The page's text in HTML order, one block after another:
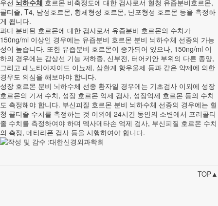
우선 뇌하수체 호르몬 비축정도에 대한 검사로서 혈청 유즙분비호르몬,
콜티졸, T4, 남성호르몬, 황체형성 호르몬, 난포형성 호르몬 등을 측정하
게 됩니다.
과다 분비된 호르몬에 대한 검사로서 유즙분비 호르몬의 수치가
150ng/ml 이상인 경우에는 유즙분비 호르몬 분비 뇌하수체 선종의 가능
성이 높습니다. 또한 유즙분비 호르몬이 증가되어 있으나, 150ng/ml 이
하의 경우에는 갑상선 기능 저하증, 신부전, 터어키안 부위의 다른 종양,
그리고 페노티아자이드 이뇨제, 삼환계 항우울제 등과 같은 약제에 의한
경우도 의심을 해보아야 합니다.
성장 호르몬 분비 뇌하수체 선종 환자일 경우에는 기초검사 이외에 성장
호르몬의 기저 수치, 성장 호르몬 억제 검사, 성장억제 호르몬 등의 수치
도 측정해야 합니다. 부신피질 호르몬 분비 뇌하수체 선종의 경우에는 혈
청 콜티졸 수치를 측정하는 것 이외에 24시간 동안의 소변에서 프리콜티
졸 수치를 측정하여야 하며 덱사메타손 억제 검사, 부신피질 호르몬 수치
의 측정, 메티라폰 검사 등을 시행하여야 합니다.
TOP▲